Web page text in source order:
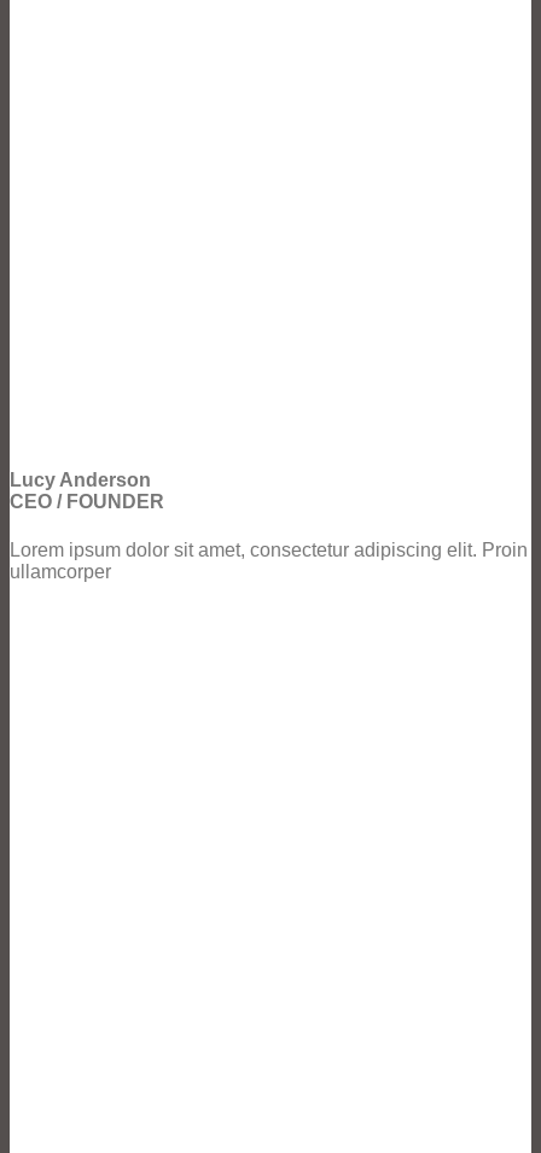
Lucy Anderson
CEO / FOUNDER
Lorem ipsum dolor sit amet, consectetur adipiscing elit. Proin
ullamcorper